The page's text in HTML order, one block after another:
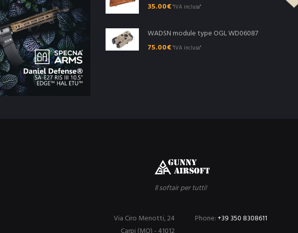
35.00€"IVA inclusa"
WADSN module type OGL WD06087
75.00€"IVA inclusa"
Il softair per tutti!
Phone:+39 350 8308611
Via Ciro Menotti, 24